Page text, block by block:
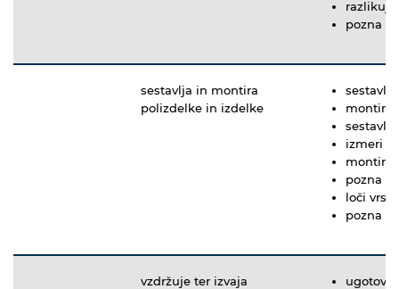
pozna
sestavlja in montira
polizdelke in izdelke
montira
izmeri
montira
pozna
loči
pozna
vzdržuje ter izvaja
ugotovi